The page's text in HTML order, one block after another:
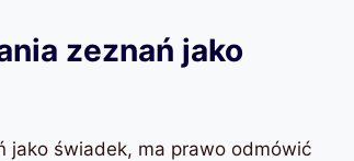
zeznań jako
jako świadek, ma prawo odmówić